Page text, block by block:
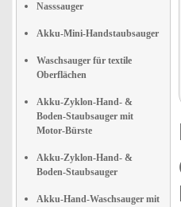
Nasssauger
Akku-Mini-Handstaubsauger
Waschsauger für textile
Oberflächen
Akku-Zyklon-Hand- &
Boden-Staubsauger mit
Motor-Bürste
Akku-Zyklon-Hand- &
Boden-Staubsauger
Akku-Hand-Waschsauger mit